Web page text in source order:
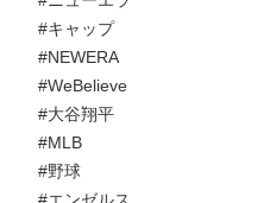
#キャップ
#NEWERA
#WeBelieve
#大谷翔平
#MLB
#野球
#エンゼルス